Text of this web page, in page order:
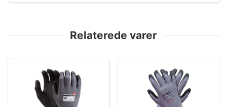
Relaterede varer